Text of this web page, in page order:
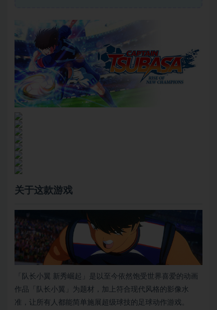
关于这款游戏
「队长小翼 新秀崛起」是以至今依然饱受世界喜爱的动画
作品「队长小翼」为题材，加上符合现代风格的影像水
准，让所有人都能简单施展超级球技的足球动作游戏。